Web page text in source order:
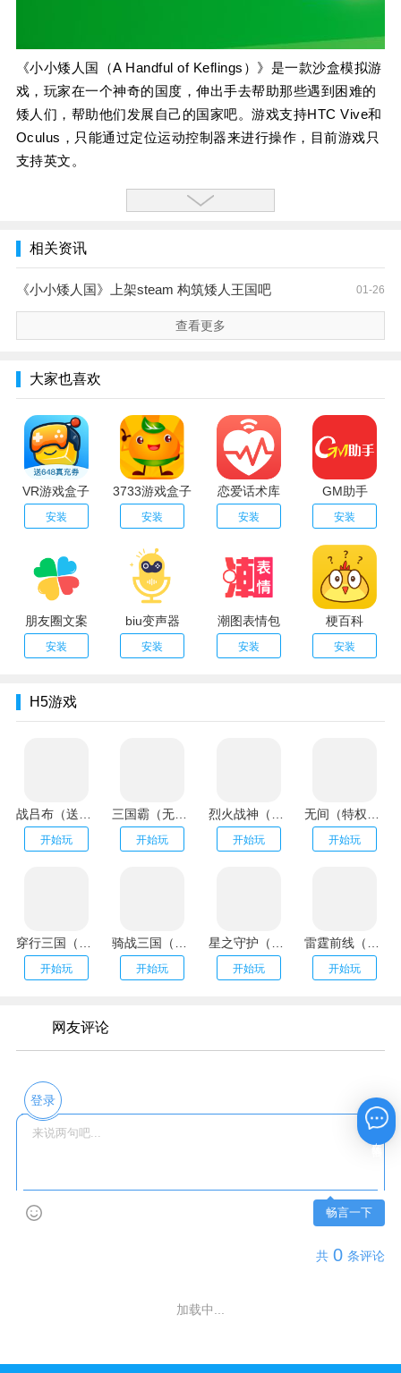
《小小矮人国（A Handful of Keflings）》是一款沙盒模拟游
戏，玩家在一个神奇的国度，伸出手去帮助那些遇到困难的
矮人们，帮助他们发展自己的国家吧。游戏支持HTC Vive和
Oculus，只能通过定位运动控制器来进行操作，目前游戏只
支持英文。
相关资讯
《小小矮人国》上架steam 构筑矮人王国吧 01-26
查看更多
大家也喜欢
VR游戏盒子
安装
3733游戏盒子
安装
恋爱话术库
安装
GM助手
安装
朋友圈文案
安装
biu变声器
安装
潮图表情包
安装
梗百科
安装
H5游戏
开始玩 开始玩 开始玩 开始玩
穿行三国（全武将免充）
开始玩
骑战三国（GM刷充金手指）
开始玩
星之守护（神龙送万充）
开始玩
雷霆前线（送传世100万充）
开始玩
网友评论
登录
畅言一下
共 0 条评论
加载中...